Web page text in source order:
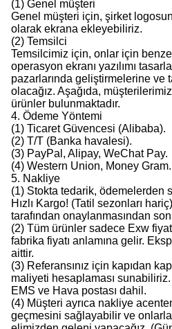
(1) Genel müşteri
Genel müşteri için, şirket
olarak ekrana ekleyebiliriz.
(2) Temsilci
Temsilcimiz için, onlar için
operasyon ekranı yazılımı
pazarlarında geliştirmelerine ve
olacağız. Aşağıda, müşterilerimiz
ürünler bulunmaktadır.
4. Ödeme Yöntemi
(1) Ticaret Güvencesi (Alibaba).
(2) T/T (Banka havalesi).
(3) PayPal, Alipay, WeChat Pay.
(4) Western Union, Money Gram.
5. Nakliye
(1) Stokta tedarik, ödemelerden
Hızlı Kargo! (Tatil sezonları
tarafından onaylanmasından
(2) Tüm ürünler sadece Exw
fabrika fiyatı anlamına gelir.
aittir.
(3) Referansınız için kapıdan
maliyeti hesaplaması
EMS ve Hava postası dahil.
(4) Müşteri ayrıca nakliye
geçmesini sağlayabilir ve